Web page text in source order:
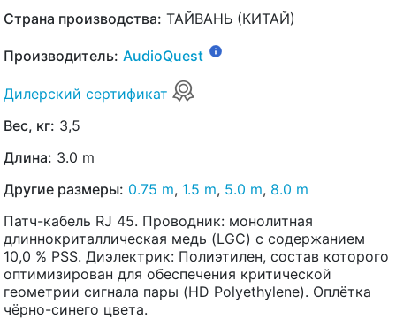
Страна производства: ТАЙВАНЬ (КИТАЙ)
Производитель: AudioQuest
Дилерский сертификат
Вес, кг: 3,5
Длина: 3.0 m
Другие размеры: 0.75 m, 1.5 m, 5.0 m, 8.0 m
Патч-кабель RJ 45. Проводник: монолитная
длиннокриталлическая медь (LGC) с содержанием
10,0 % PSS. Диэлектрик: Полиэтилен, состав которого
оптимизирован для обеспечения критической
геометрии сигнала пары (HD Polyethylene). Оплётка
чёрно-синего цвета.